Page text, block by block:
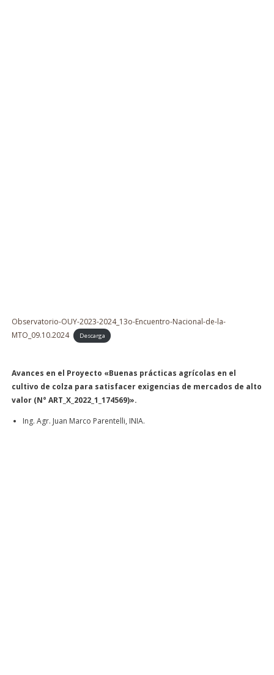
Observatorio-OUY-2023-2024_13o-Encuentro-Nacional-de-la-
MTO_09.10.2024
Descarga
Avances en el Proyecto «Buenas prácticas agrícolas en el
cultivo de colza para satisfacer exigencias de mercados de alto
valor (N° ART_X_2022_1_174569)».
Ing. Agr. Juan Marco Parentelli, INIA.